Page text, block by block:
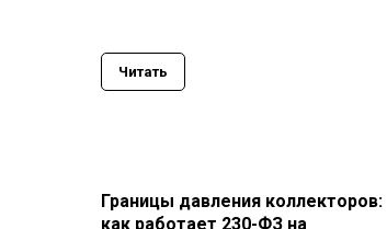
Читать
Границы давления коллекторов:
как работает 230-ФЗ на